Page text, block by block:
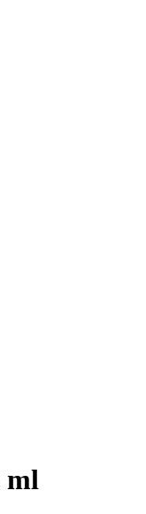
ml